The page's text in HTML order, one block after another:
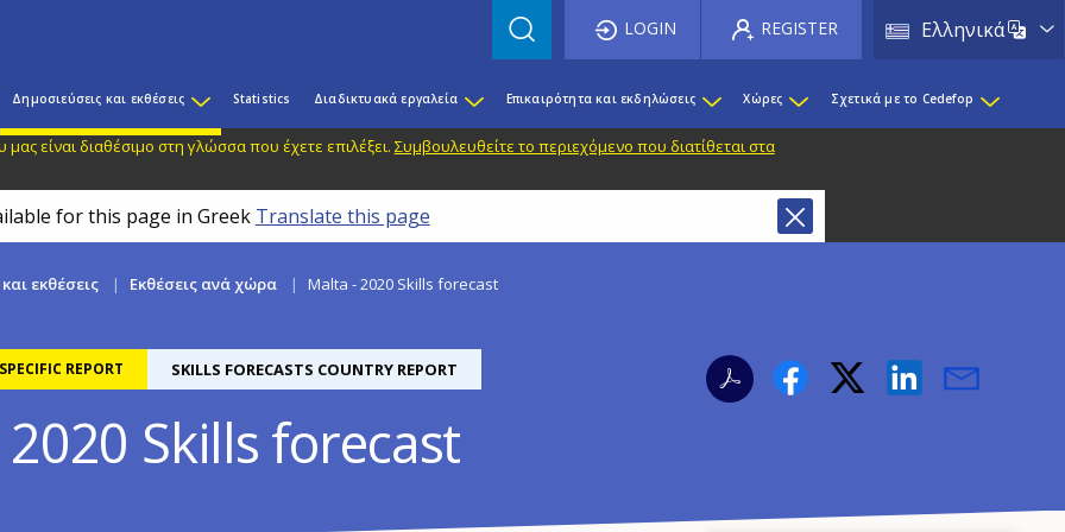
Ελληνικά List
LOGIN REGISTER
Δημοσιεύσεις και εκθέσεις Statistics Διαδικτυακά εργαλεία Επικαιρότητα και εκδηλώσεις Χώρες Σχετικά με το Cedefop
είναι διαθέσιμο στη γλώσσα που έχετε επιλέξει. Συμβουλευθείτε το περιεχόμενο που διατίθεται στα
for this page in Greek Translate this page
εκθέσεις Εκθέσεις ανά χώρα Malta - 2020 Skills forecast
REPORT SKILLS FORECASTS COUNTRY REPORT
Skills forecast